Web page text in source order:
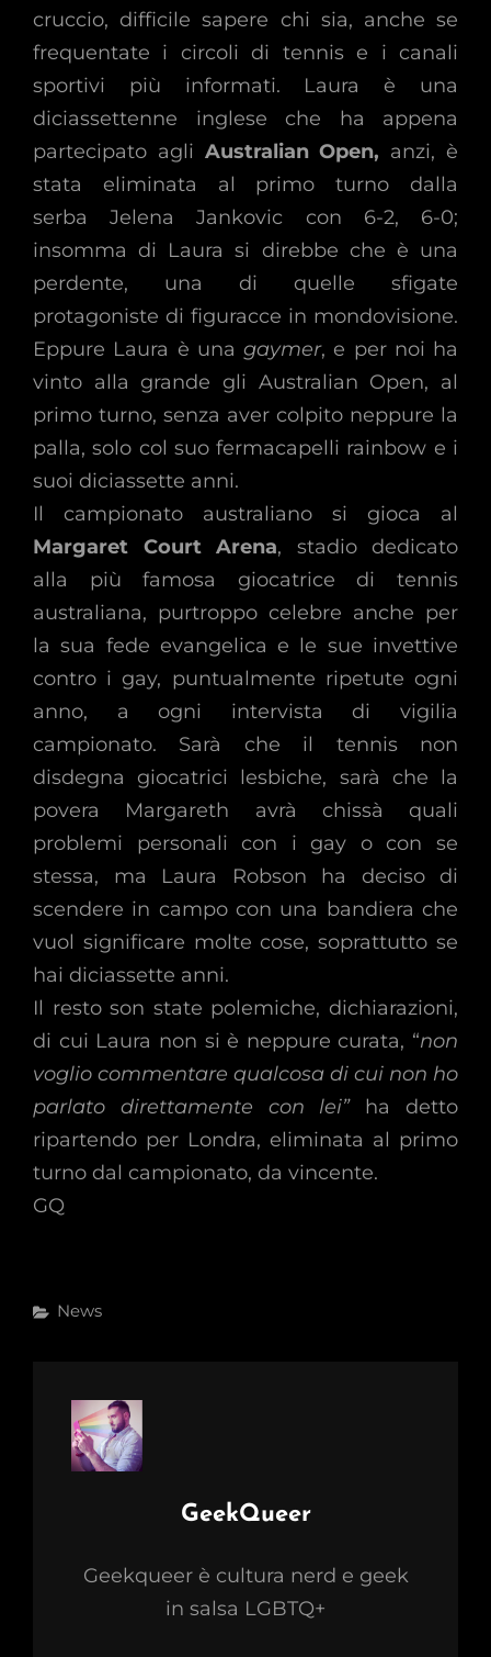
cruccio, difficile sapere chi sia, anche se
frequentate i circoli di tennis e i canali
sportivi più informati. Laura è una
diciassettenne inglese che ha appena
partecipato agli Australian Open, anzi, è
stata eliminata al primo turno dalla
serba Jelena Jankovic con 6-2, 6-0;
insomma di Laura si direbbe che è una
perdente, una di quelle sfigate
protagoniste di figuracce in mondovisione.
Eppure Laura è una gaymer, e per noi ha
vinto alla grande gli Australian Open, al
primo turno, senza aver colpito neppure la
palla, solo col suo fermacapelli rainbow e i
suoi diciassette anni.
Il campionato australiano si gioca al
Margaret Court Arena, stadio dedicato
alla più famosa giocatrice di tennis
australiana, purtroppo celebre anche per
la sua fede evangelica e le sue invettive
contro i gay, puntualmente ripetute ogni
anno, a ogni intervista di vigilia
campionato. Sarà che il tennis non
disdegna giocatrici lesbiche, sarà che la
povera Margareth avrà chissà quali
problemi personali con i gay o con se
stessa, ma Laura Robson ha deciso di
scendere in campo con una bandiera che
vuol significare molte cose, soprattutto se
hai diciassette anni.
Il resto son state polemiche, dichiarazioni,
di cui Laura non si è neppure curata, “non
voglio commentare qualcosa di cui non ho
parlato direttamente con lei” ha detto
ripartendo per Londra, eliminata al primo
turno dal campionato, da vincente.
GQ
Categories
News
Author:
GeekQueer
Geekqueer è cultura nerd e geek
in salsa LGBTQ+